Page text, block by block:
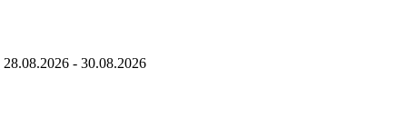
28.08.2026 - 30.08.2026